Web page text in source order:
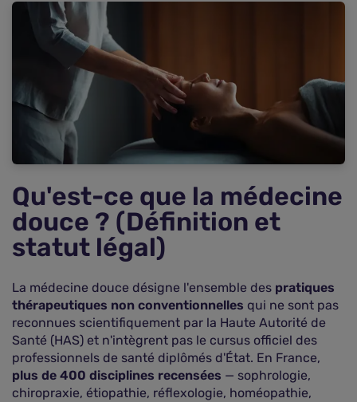
Quelle prise en charge par l'Assurance Maladie ?
(Barème de la Sécurité sociale 2026)
Comment fonctionne le remboursement par la
mutuelle santé ? (Forfaits et garanties)
Quelles démarches pour obtenir un
remboursement ? (Protocole de transmission)
Comment optimiser son contrat de
complémentaire santé ? (Critères de sélection)
Questions fréquentes sur le remboursement des
Qu'est-ce que la médecine
douce ? (Définition et
statut légal)
La médecine douce désigne l'ensemble des pratiques
thérapeutiques non conventionnelles qui ne sont pas
reconnues scientifiquement par la Haute Autorité de
Santé (HAS) et n'intègrent pas le cursus officiel des
professionnels de santé diplômés d'État. En France,
plus de 400 disciplines recensées — sophrologie,
chiropraxie, étiopathie, réflexologie, homéopathie,